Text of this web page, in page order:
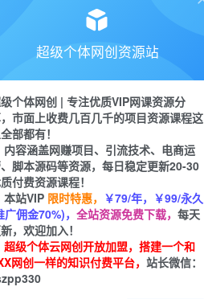
引流 短视频 小红书
VIP推广
70%分佣
专属推广链接
招募站长
已经十分稳定
超级个体网创资源站
个体网创 | 专注优质VIP网课资源分
市面上收费几百几千的项目资源课程这
部都有！
内容涵盖网赚项目、引流技术、电商运
脚本源码等资源，每日稳定更新20-30
付费资源课程！
本站VIP 限时特惠， ￥79/年，￥99/永久
广佣金70%)， 全站资源免费下载， 每天
，欢迎加入！
超级个体云网创开放加盟，搭建一个和
网创一样的知识付费平台， 站长微信：